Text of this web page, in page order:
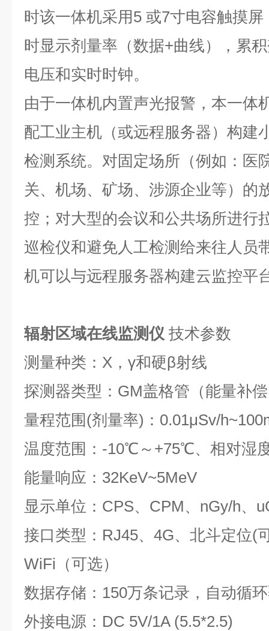
时该一体机采用5 或7寸电容触摸
时显示剂量率（数据+曲线），累
电压和实时时钟。
由于一体机内置声光报警，本一体
配工业主机（或远程服务器）构建
检测系统。对固定场所（例如：医
关、机场、矿场、涉源企业等）的
控；对大型的会议和公共场所进行
巡检仪和避免人工检测给来往人员
机可以与远程服务器构建云监控平
辐射区域在线监测仪 技术参数
测量种类：X，γ和硬β射线
探测器类型：GM盖格管（能量补
量程范围(剂量率)：0.01μSv/
温度范围：-10℃～+75℃、相对湿
能量响应：32KeV~5MeV
显示单位：CPS、CPM、nGy/h、
接口类型：RJ45、4G、北斗定位(
WiFi（可选）
数据存储：150万条记录，自动循
外接电源：DC 5V/1A (5.5*2.5)